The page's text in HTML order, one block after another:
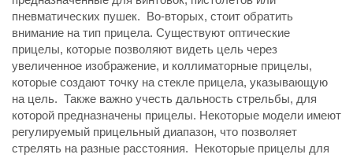
пневматических пушек. Во-вторых, стоит обратить
внимание на тип прицела. Существуют оптические
прицелы, которые позволяют видеть цель через
увеличенное изображение, и коллиматорные прицелы,
которые создают точку на стекле прицела, указывающую
на цель. Также важно учесть дальность стрельбы, для
которой предназначены прицелы. Некоторые модели имеют
регулируемый прицельный диапазон, что позволяет
стрелять на разные расстояния. Некоторые прицелы для